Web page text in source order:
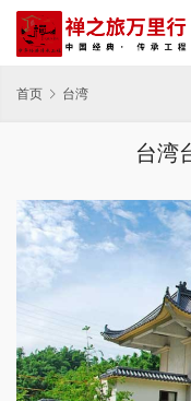
首页 台湾
台湾